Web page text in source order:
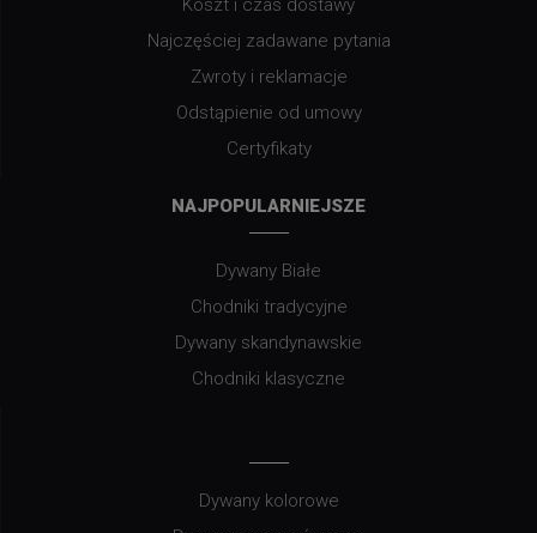
Najczęściej zadawane pytania
Zwroty i reklamacje
Odstąpienie od umowy
Certyfikaty
NAJPOPULARNIEJSZE
Dywany Białe
Chodniki tradycyjne
Dywany skandynawskie
Chodniki klasyczne
Dywany kolorowe